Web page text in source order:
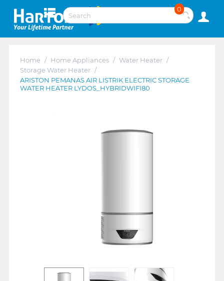
0
Home / Home Appliances / Water Heater /
Storage Water Heater /
ARISTON PEMANAS AIR LISTRIK ELECTRIC STORAGE
WATER HEATER LYDOS_HYBRIDWIFI80